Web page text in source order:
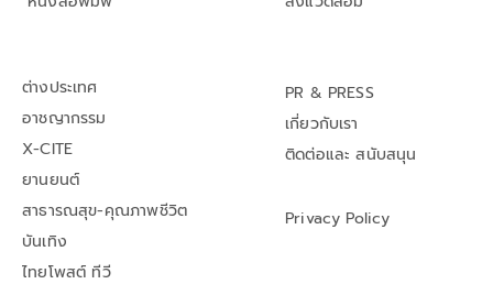
ต่างประเทศ
อาชญากรรม
X-CITE
ยานยนต์
สาธารณสุข-คุณภาพชีวิต
บันเทิง
ไทยโพสต์ ทีวี
PR & PRESS
เกี่ยวกับเรา
ติดต่อและ สนับสนุน
Privacy Policy